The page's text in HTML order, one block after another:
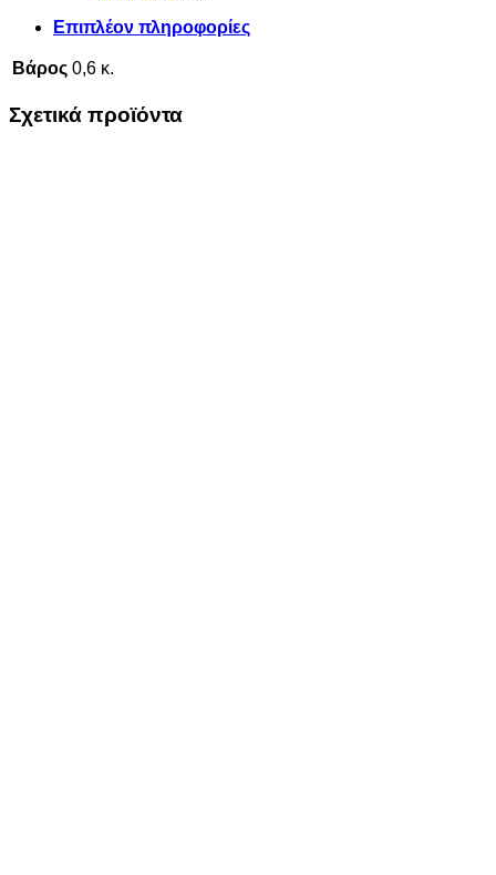
Επιπλέον πληροφορίες
Βάρος 0,6 κ.
Σχετικά προϊόντα